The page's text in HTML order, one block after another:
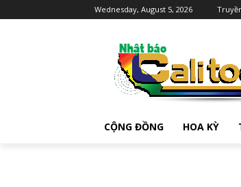
Wednesday, August 5, 2026
CỘNG ĐỒNG HOA KỲ